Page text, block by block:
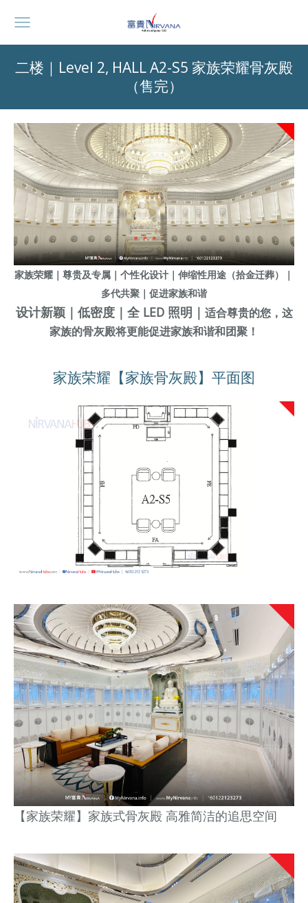
二楼｜Level 2, HALL A2-S5 家族荣耀骨灰殿
（售完）
家族荣耀｜ 尊贵及专属｜ 个性化设计｜ 伸缩性用途（拾金迁葬）
｜
多代共聚｜ 促进家族和谐
设计新颖｜ 低密度｜ 全 LED 照明｜ 适合尊贵的您，这
家族的骨灰殿将更能促进家族和谐和团聚！
家族荣耀【家族骨灰殿】平面图
【家族荣耀】 家族式骨灰殿 高雅简洁的追思空间